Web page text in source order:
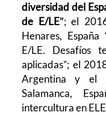
diversidad del
de E/LE”; el
Henares, España
E/LE. Desafíos
aplicadas”; el
Argentina y el
Salamanca,
intercultura en